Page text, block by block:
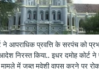
ने आपराधिक प्रवत्ति के सरपंच को
निरस्त किया.. इधर दमोह कोर्ट
में जब्त मवेशी वापस करने पर